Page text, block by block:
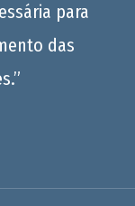
para
das